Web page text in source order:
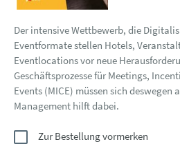
Der intensive Wettbewerb, die
Eventformate stellen Hotels,
Eventlocations vor neue
Geschäftsprozesse für Meetings,
Events (MICE) müssen sich deswegen
Management hilft dabei.
Zur Bestellung vormerken